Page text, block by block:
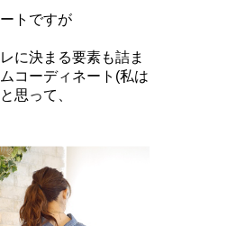
トですが
に決まる要素も詰ま
コーディネート(私は
思って、